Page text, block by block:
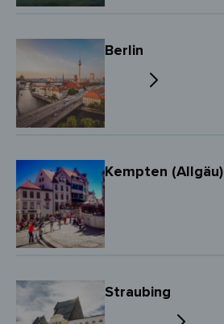
Berlin
Kempten (Allgäu)
Straubing